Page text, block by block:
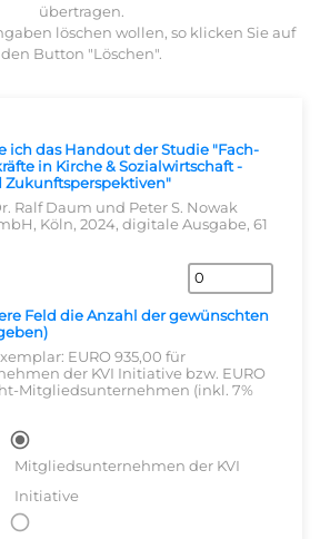
übertragen.
löschen wollen, so klicken Sie auf
den Button "Löschen".
ich das Handout der Studie "Fach-
in Kirche & Sozialwirtschaft -
Zukunftsperspektiven"
Ralf Daum und Peter S. Nowak
Köln, 2024, digitale Ausgabe, 61
Feld die Anzahl der gewünschten
EURO 935,00 für
der KVI Initiative bzw. EURO
Mitgliedsunternehmen (inkl. 7%
Mitgliedsunternehmen der KVI
Initiative